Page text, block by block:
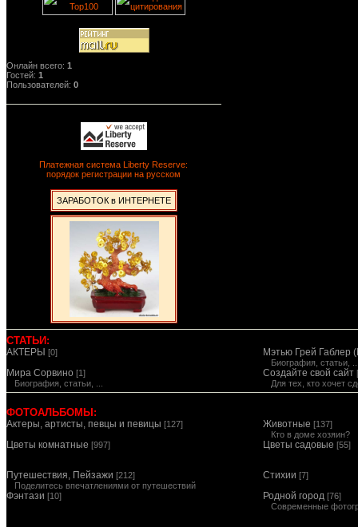
Онлайн всего: 1
Гостей: 1
Пользователей: 0
Платежная система Liberty Reserve:
порядок регистрации на русском
ЗАРАБОТОК в ИНТЕРНЕТЕ
СТАТЬИ:
АКТЕРЫ [0] Мэтью Грей Габлер
Биография, статьи,
Мира Сорвино [1]
Биография, статьи, ...
Создайте свой сайт
Для тех, кто хочет
ФОТОАЛЬБОМЫ:
Актеры, артисты, певцы и певицы [127] Животные [137]
Кто в доме хозяин?
Цветы комнатные [997] Цветы садовые [55]
Путешествия, Пейзажи [212]
Поделитесь впечатлениями от путешествий
Стихии [7]
Фэнтази [10] Родной город [76]
Современные